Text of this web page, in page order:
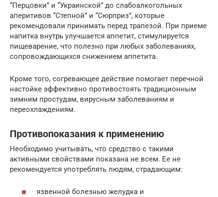
“Перцовки” и “Украинской” до слабоалкогольных
аперитивов “Степной” и “Сюрприз”, которые
рекомендовали принимать перед трапезой. При приеме
напитка внутрь улучшается аппетит, стимулируется
пищеварение, что полезно при любых заболеваниях,
сопровождающихся снижением аппетита.
Кроме того, согревающее действие помогает перечной
настойке эффективно противостоять традиционным
зимним простудам, вирусным заболеваниям и
переохлаждениям.
Противопоказания к применению
Необходимо учитывать, что средство с такими
активными свойствами показана не всем. Ее не
рекомендуется употреблять людям, страдающим:
язвенной болезнью желудка и